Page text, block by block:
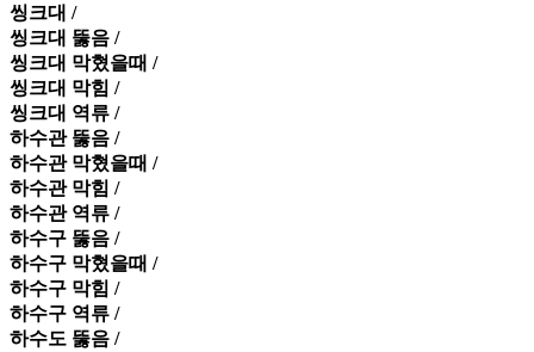
씽크대 /
씽크대 뚫음 /
씽크대 막혔을때 /
씽크대 막힘 /
씽크대 역류 /
하수관 뚫음 /
하수관 막혔을때 /
하수관 막힘 /
하수관 역류 /
하수구 뚫음 /
하수구 막혔을때 /
하수구 막힘 /
하수구 역류 /
하수도 뚫음 /